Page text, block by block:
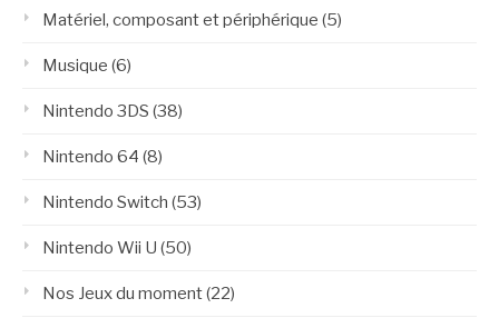
Matériel, composant et périphérique (5)
Musique (6)
Nintendo 3DS (38)
Nintendo 64 (8)
Nintendo Switch (53)
Nintendo Wii U (50)
Nos Jeux du moment(22)